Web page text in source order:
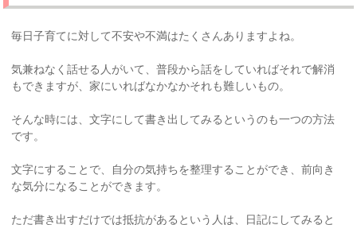
毎日子育てに対して不安や不満はたくさんありますよね。
気兼ねなく話せる人がいて、普段から話をしていればそれで解消
もできますが、家にいればなかなかそれも難しいもの。
そんな時には、文字にして書き出してみるというのも一つの方法
です。
文字にすることで、自分の気持ちを整理することができ、前向き
な気分になることができます。
ただ書き出すだけでは抵抗があるという人は、日記にしてみると